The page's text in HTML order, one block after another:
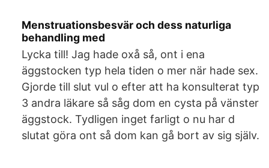
Menstruationsbesvär och dess naturliga
behandling med
Lycka till! Jag hade oxå så, ont i ena
äggstocken typ hela tiden o mer när hade sex.
Gjorde till slut vul o efter att ha konsulterat typ
3 andra läkare så såg dom en cysta på vänster
äggstock. Tydligen inget farligt o nu har d
slutat göra ont så dom kan gå bort av sig själv.